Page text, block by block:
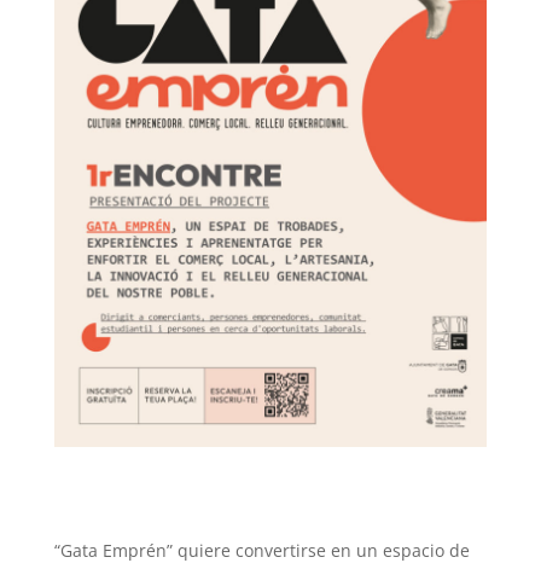
“Gata Emprén” quiere convertirse en un espacio de